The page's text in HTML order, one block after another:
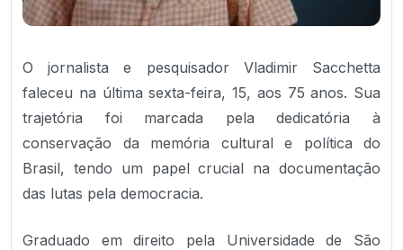
O jornalista e pesquisador Vladimir Sacchetta
faleceu na última sexta-feira, 15, aos 75 anos. Sua
trajetória foi marcada pela dedicatória à
conservação da memória cultural e política do
Brasil, tendo um papel crucial na documentação
das lutas pela democracia.
Graduado em direito pela Universidade de São